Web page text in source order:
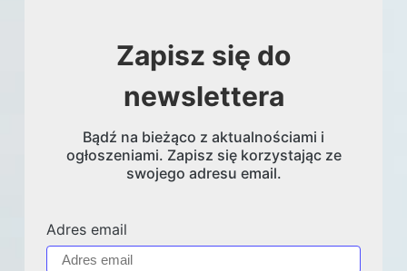
Zapisz się do
newslettera
Bądź na bieżąco z aktualnościami i
ogłoszeniami. Zapisz się korzystając ze
swojego adresu email.
Adres email